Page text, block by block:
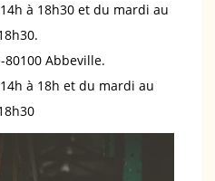
à 18h30 et du mardi au
Abbeville.
à 18h et du mardi au